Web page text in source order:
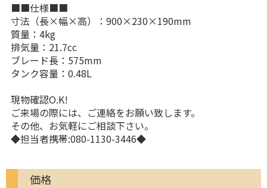
■■仕様■■
寸法（長×幅×高）：900×230×190mm
質量：4kg
排気量：21.7cc
ブレード長：575mm
タンク容量：0.48L
現物確認O.K!
ご来場の際には、ご連絡をお願い致します。
その他、お気軽にご相談下さい。
◆担当者携帯:080-1130-3446◆
価格